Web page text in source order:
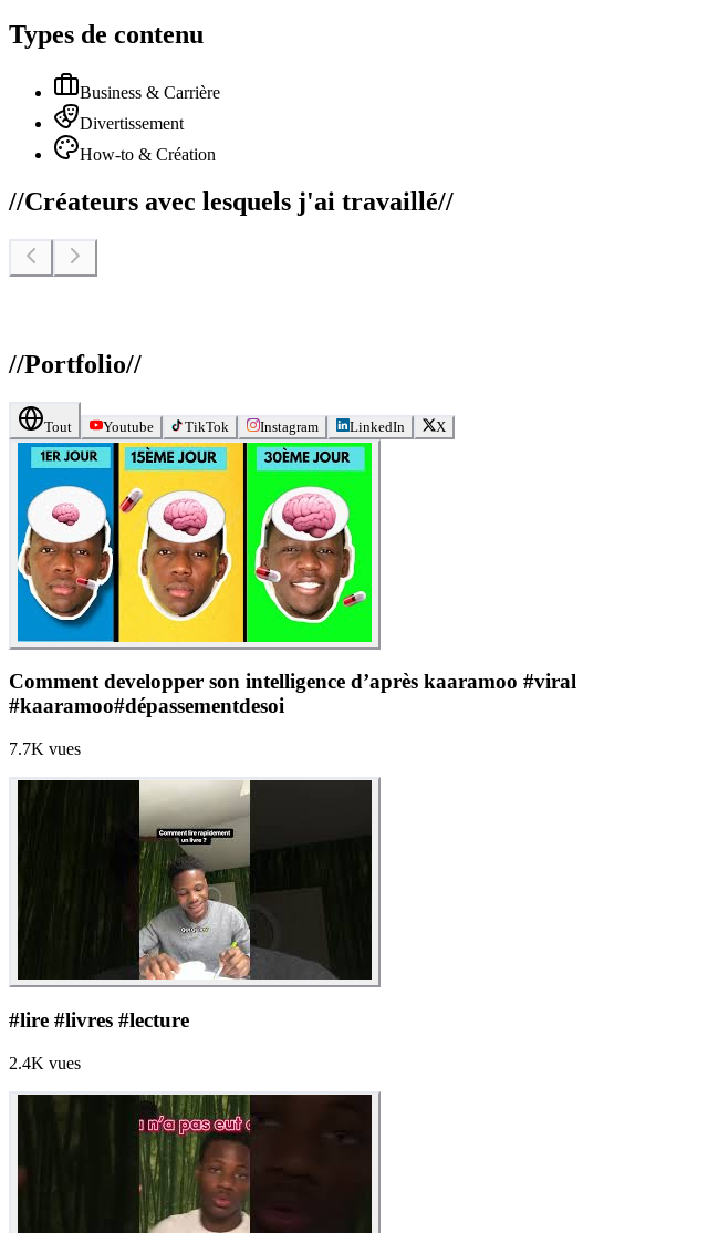
Types de contenu
Business & Carrière
Divertissement
How-to & Création
//Créateurs avec lesquels j'ai travaillé//
//Portfolio//
Tout Youtube TikTok Instagram LinkedIn X
Comment developper son intelligence d’après kaaramoo #viral
#kaaramoo#dépassementdesoi
7.7K vues
#lire #livres #lecture
2.4K vues